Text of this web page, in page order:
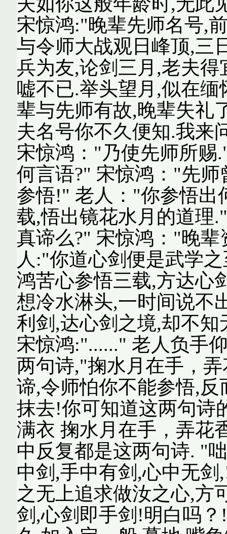
宋惊鸿:"晚辈先师名号,
与令师大战观日峰顶,三
兵为友,论剑三月,老夫
嘘不已.举头望月,似在
辈与先师有故,晚辈失礼
夫名号你不久便知.我来
宋惊鸿："乃使先师所赐
何言语?" 宋惊鸿："先
参悟!" 老人："你参悟出
载,悟出镜花水月的道理
真谛么?" 宋惊鸿："晚
人:"你道心剑便是武学
鸿苦心参悟三载,方达心
想冷水淋头,一时间说不
利剑,达心剑之境,却不
宋惊鸿:"......" 老人负手
两句诗,"掬水月在手，
谛,令师怕你不能参悟,
抹去!你可知道这两句诗
满衣 掬水月在手，弄花
中反复都是这两句诗. "
中剑,手中有剑,心中无
之无上追求做汝之心,方
剑,心剑即手剑!明白吗